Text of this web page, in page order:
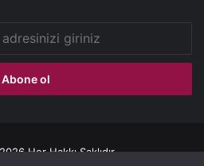
Her Hakkı Saklıdır.